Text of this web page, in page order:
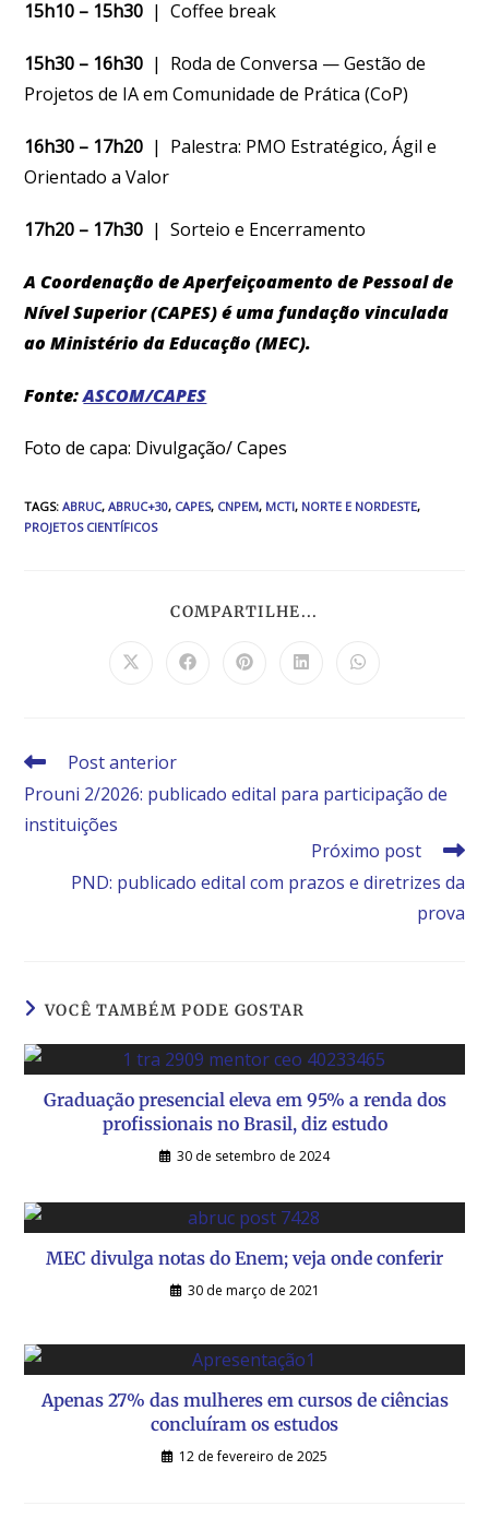
15h10 – 15h30 | Coffee break
15h30 – 16h30 | Roda de Conversa — Gestão de
Projetos de IA em Comunidade de Prática (CoP)
16h30 – 17h20 | Palestra: PMO Estratégico, Ágil e
Orientado a Valor
17h20 – 17h30 | Sorteio e Encerramento
A Coordenação de Aperfeiçoamento de Pessoal de
Nível Superior (CAPES) é uma fundação vinculada
ao Ministério da Educação (MEC).
Fonte:ASCOM/CAPES
Foto de capa: Divulgação/ Capes
TAGS:ABRUC, ABRUC+30, CAPES, CNPEM, MCTI, NORTE E NORDESTE,
PROJETOS CIENTÍFICOS
COMPARTILHE...
Post anterior
Prouni 2/2026: publicado edital para participação de
instituições
Próximo post
PND: publicado edital com prazos e diretrizes da
prova
VOCÊ TAMBÉM PODE GOSTAR
Graduação presencial eleva em 95% a renda dos
profissionais no Brasil, diz estudo
30 de setembro de 2024
MEC divulga notas do Enem; veja onde conferir
30 de março de 2021
Apenas 27% das mulheres em cursos de ciências
concluíram os estudos
12 de fevereiro de 2025